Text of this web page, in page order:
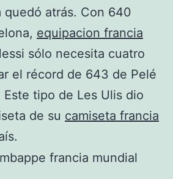
quedó atrás. Con 640
equipacion francia
sólo necesita cuatro
el récord de 643 de Pelé
tipo de Les Ulis dio
de su camiseta francia